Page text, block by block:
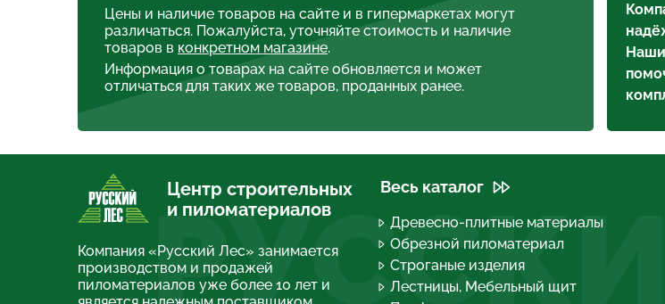
Цены и наличие товаров на сайте и в гипермаркетах могут
различаться. Пожалуйста, уточняйте стоимость и наличие
товаров в конкретном магазине.
Информация о товарах на сайте обновляется и может
отличаться для таких же товаров, проданных ранее.
Центр строительных
и пиломатериалов
Компания «Русский Лес» занимается
производством и продажей
пиломатериалов уже более 10 лет и
Весь каталог
Древесно-плитные материалы
Обрезной пиломатериал
Строганые изделия
Лестницы, Мебельный щит